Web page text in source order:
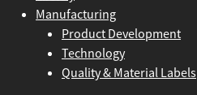
Manufacturing
Product Development
Technology
Quality & Material Labels